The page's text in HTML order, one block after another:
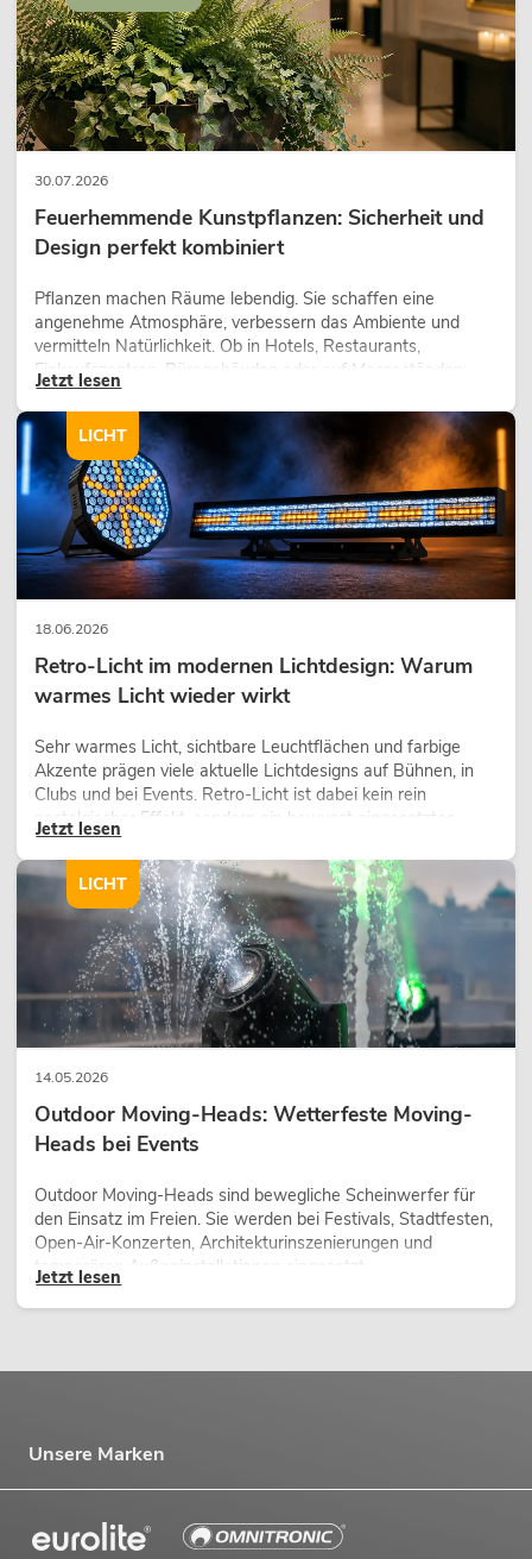
30.07.2026
Feuerhemmende Kunstpflanzen: Sicherheit und
Design perfekt kombiniert
Pflanzen machen Räume lebendig. Sie schaffen eine
angenehme Atmosphäre, verbessern das Ambiente und
vermitteln Natürlichkeit. Ob in Hotels, Restaurants,
Einkaufszentren, Bürogebäuden oder auf Messeständen:
eine hochwertige Begrünung gehört heute längst zum
modernen Raumkonzept.
Jetzt lesen
18.06.2026
Retro-Licht im modernen Lichtdesign: Warum
warmes Licht wieder wirkt
Sehr warmes Licht, sichtbare Leuchtflächen und farbige
Akzente prägen viele aktuelle Lichtdesigns auf Bühnen, in
Clubs und bei Events. Retro-Licht ist dabei kein rein
nostalgischer Effekt, sondern ein bewusst eingesetztes
Gestaltungsmittel: Es schafft Atmosphäre, gibt Szenen
Charakter und kann technische LED-Setups emotionaler
wirken lassen.
Jetzt lesen
LICHT
14.05.2026
Outdoor Moving-Heads: Wetterfeste Moving-
Heads bei Events
Outdoor Moving-Heads sind bewegliche Scheinwerfer für
den Einsatz im Freien. Sie werden bei Festivals, Stadtfesten,
Open-Air-Konzerten, Architekturinszenierungen und
temporären Außeninstallationen eingesetzt.
Jetzt lesen
LICHT
Unsere Marken